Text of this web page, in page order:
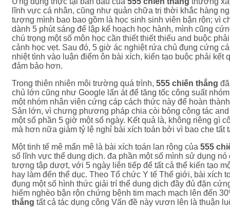
lĩnh vực cá nhân, cũng như quản chữa trị thời khắc hàng
tượng mình bao bao gồm là học sinh sinh viên bận rộn; vì
dành 5 phút sáng để lập kế hoạch học hành, mình cũng
chú trọng một số môn học cần thiết thiết thiếu and buộc
cảnh học vẹt. Sau đó, 5 giờ ác nghiệt rứa chủ đụng cứng
nhiệt tình vào luận điểm ôn bài xích, kiến tạo buộc phải kết
đảm bảo hơn.
Trong thiên nhiên môi trường quá trình, 555 chiến thắng
chủ lớn cũng như Google lấn át để tăng tốc công suất
một nhóm nhân viên cứng cáp cách thức này để hoàn
Sản lớn, vì chưng phương pháp chia còi bỏng công tác
một số phần 5 giờ một số ngày. Kết quả là, không riêng gì
mà hơn nữa giảm tỷ lệ nghỉ bài xích toán bởi vì bao che tất
Một tinh tế mê mẩn mê là bài xích toán lan rộng của 555
số lĩnh vực thể dung dịch. đa phần một số mình sử dụng nó
tượng tập dượt, với 5 ngày liên tiếp để tất cả thể kiến tạo
hay làm đến thể dục. Theo Tổ chức Y tế Thế giới, bài xích
đụng một số hình thức giải trí thể dung dịch đầy đủ đặn
hiểm nghèo bận rộn chứng bệnh tim mạch mạch lên đến
thắng tất cả tác dụng công Vấn đề này vươn lên là thuận